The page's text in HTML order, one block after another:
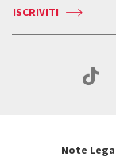
Come raggiungerci
Contatti
ISCRIVITI
Note